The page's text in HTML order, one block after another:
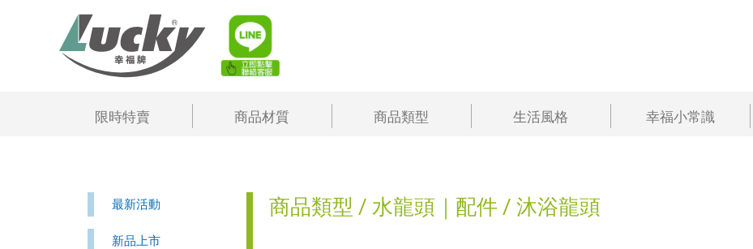
限時特賣 商品材質 商品類型 生活風格 幸福小常識
最新活動
新品上市
商品類型 / 水龍頭｜配件 / 沐浴龍頭